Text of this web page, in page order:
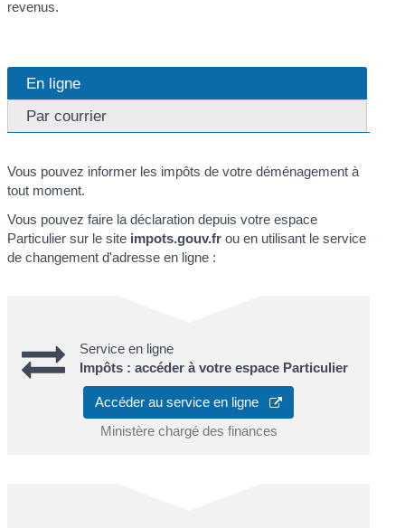
revenus.
En ligne
Par courrier
Vous pouvez informer les impôts de votre déménagement à
tout moment.
Vous pouvez faire la déclaration depuis votre espace
Particulier sur le site impots.gouv.fr ou en utilisant le service
de changement d'adresse en ligne :
Service en ligne
Impôts : accéder à votre espace Particulier
Accéder au service en ligne
Ministère chargé des finances